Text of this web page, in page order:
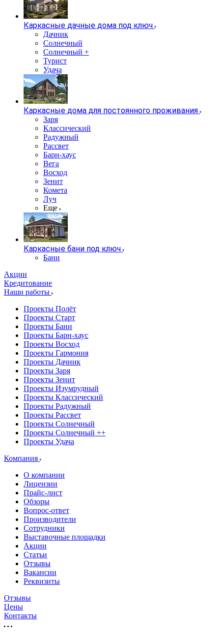
Каркасные дачные дома под ключ
Дачник
Солнечный
Солнечный +
Турист
Удача
Каркасные дома для постоянного проживания
Заря
Классический
Радужный
Рассвет
Барн-хаус
Вега
Восход
Зенит
Комета
Луч
Еще
Каркасные бани под ключ
Бани
Акции
Кредитование
Наши работы
Проекты Полёт
Проекты Старт
Проекты Бани
Проекты Барн-хаус
Проекты Восход
Проекты Гармония
Проекты Дачник
Проекты Заря
Проекты Зенит
Проекты Изумрудный
Проекты Классический
Проекты Радужный
Проекты Рассвет
Проекты Солнечный
Проекты Солнечный ++
Проекты Удача
Компания
О компании
Лицензии
Прайс-лист
Обзоры
Вопрос-ответ
Производители
Сотрудники
Выставочные площадки
Акции
Статьи
Отзывы
Вакансии
Реквизиты
Отзывы
Цены
Контакты